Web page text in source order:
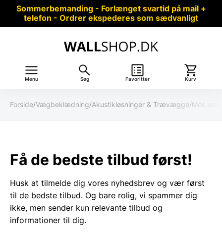
Sommerbemanding - Forlænget svartid på mail +
telefon - Ordrer ekspederes som sædvanligt
Menu Søg Favoritter Kurv
Forside/Vægbeklædning/Akustikløsninger & Trævægge/Mos
Få de bedste tilbud først!
Husk at tilmelde dig vores nyhedsbrev og vær først
til de bedste tilbud. Og bare rolig, vi spammer dig
ikke, men sender kun relevante tilbud og
informationer til dig.